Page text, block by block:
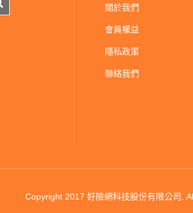
關於我們
會員權益
隱私政策
聯絡我們
Copyright 2017 好險網科技股份有限公司.